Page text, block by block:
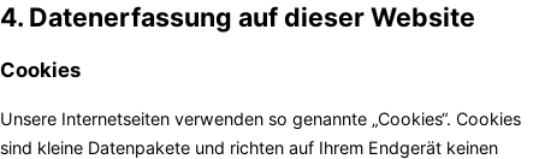
4. Datenerfassung auf dieser Website
Cookies
Unsere Internetseiten verwenden so genannte „Cookies“. Cookies
sind kleine Datenpakete und richten auf Ihrem Endgerät keinen